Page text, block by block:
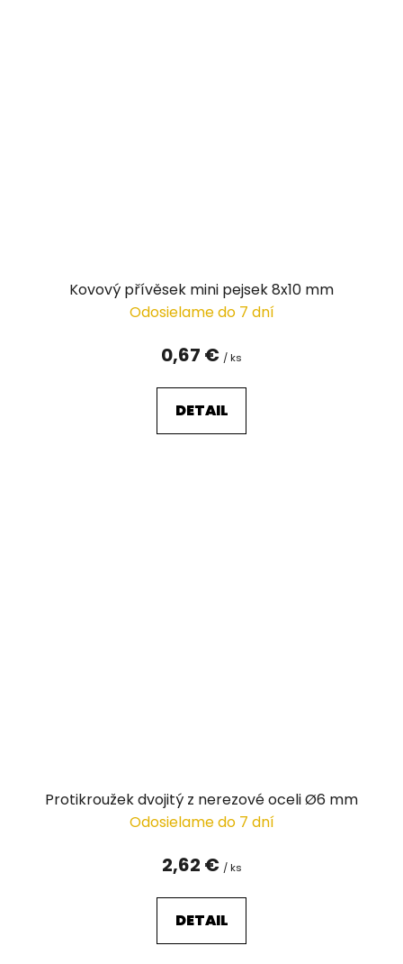
Kovový přívěsek mini pejsek 8x10 mm
Odosielame do 7 dní
0,67 € / ks
DETAIL
Protikroužek dvojitý z nerezové oceli Ø6 mm
Odosielame do 7 dní
2,62 € / ks
DETAIL